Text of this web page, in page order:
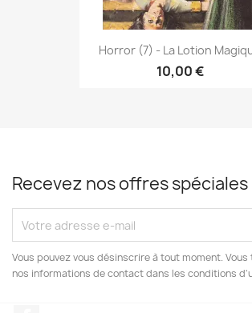
Horror (7) - La Lotion
10,00 €
Recevez nos offres spéciales
Vous pouvez vous désinscrire à tout moment.
nos informations de contact dans les conditions